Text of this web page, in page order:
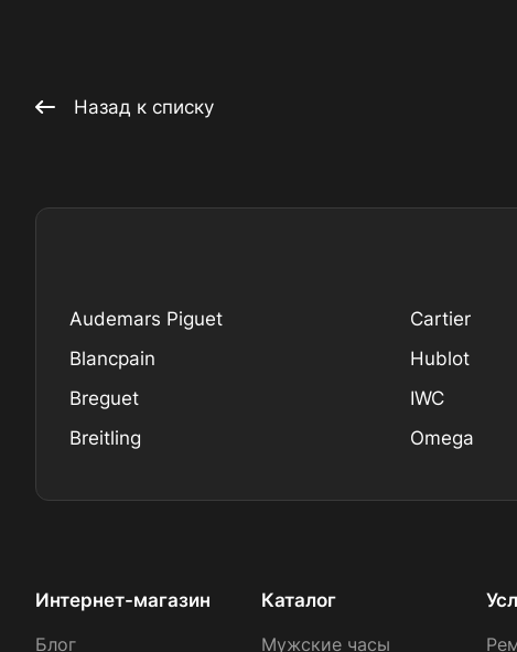
Назад к списку
Audemars Piguet
Blancpain
Breguet
Breitling
Cartier
Hublot
IWC
Omega
Интернет-магазин
Блог
Каталог
Мужские часы